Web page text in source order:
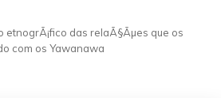
etnogrÃ¡fico das relaÃ§Ãµes que os
com os Yawanawa